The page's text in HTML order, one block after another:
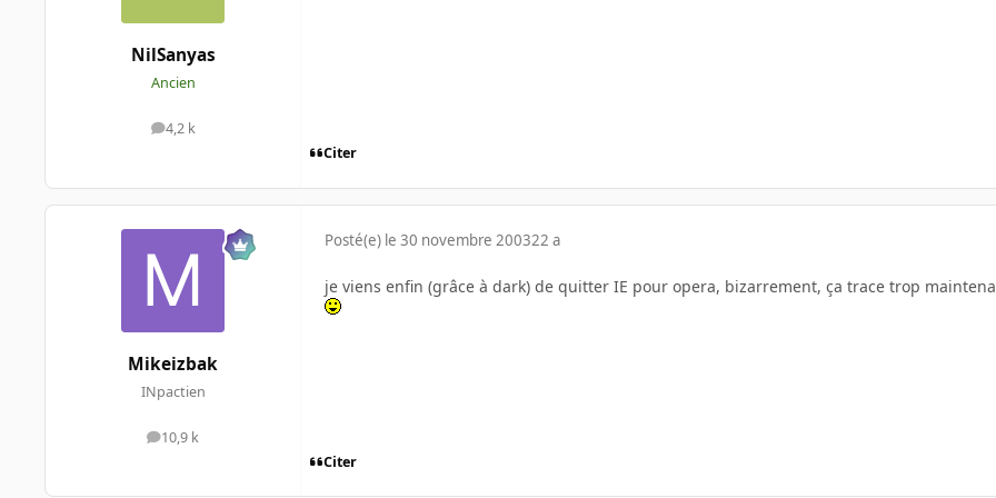
NilSanyas
Ancien
4,2 k
messages
Citer
Mikeizbak
INpactien
10,9 k
messages
Posté(e) le 30 novembre 200322 a
je viens enfin (grâce à dark) de quitter IE pour opera, bizarrement, ça trace trop
Citer